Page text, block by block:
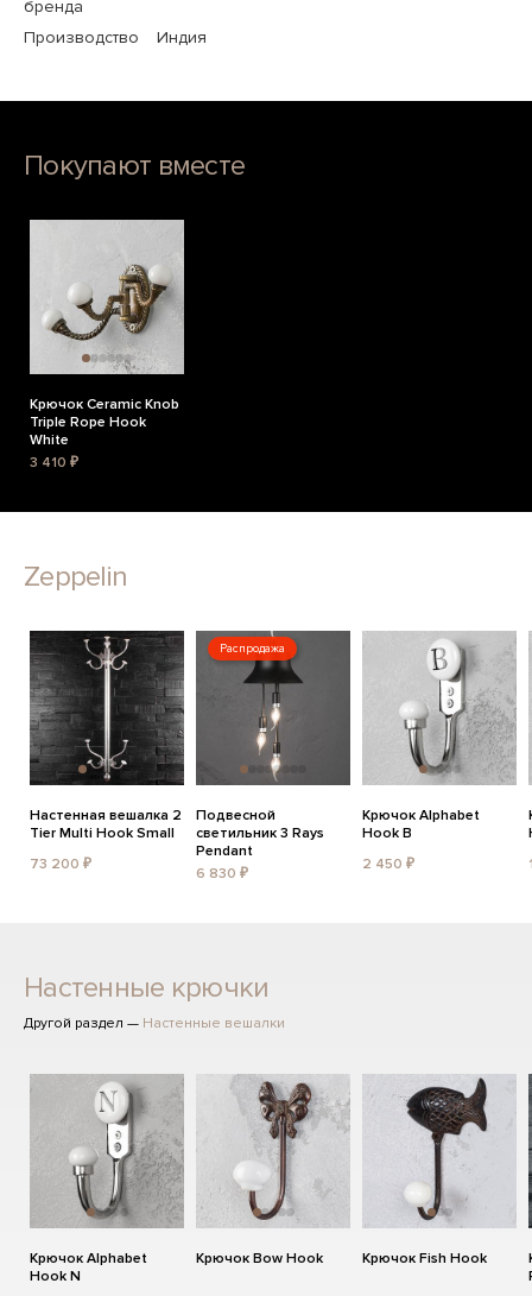
бренда
Производство
Индия
Покупают вместе
Крючок Ceramic Knob
Triple Rope Hook
White
3 410 ₽
Zeppelin
Настенная вешалка 2
Tier Multi Hook Small
73 200 ₽
Распродажа
Подвесной
светильник 3 Rays
Pendant
6 830 ₽
Крючок Alphabet
Hook B
2 450 ₽
Настенные крючки
Другой раздел — Настенные вешалки
Крючок Alphabet
Hook N
Крючок Bow Hook Крючок Fish Hook